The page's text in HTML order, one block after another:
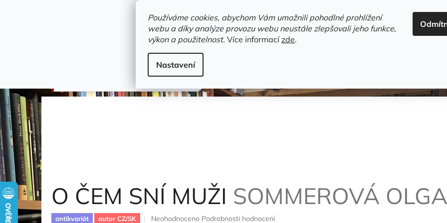
Používáme cookies, abychom Vám umožnili pohodlné prohlížení
webu a díky analýze provozu webu neustále zlepšovali jeho funkce,
výkon a použitelnost. Více informacízde.
Nastavení
HLEDAT
Novinky Trvalky a bestsellery
Sommerová Olga
O ČEM SNÍ MUŽI SOMMEROVÁ OLGA
antikvariát autor CZ/SK
Průměrné
Neohodnoceno Podrobnosti hodnocení